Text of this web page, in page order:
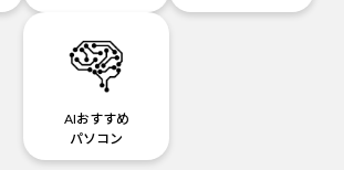
AIおすすめ
パソコン